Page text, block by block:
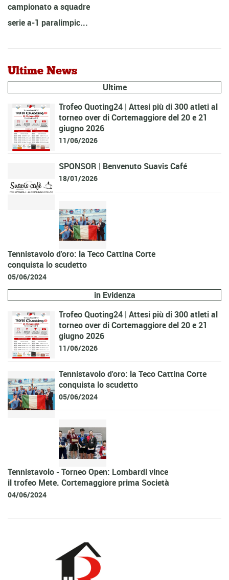
campionato a squadre
serie a-1 paralimpic...
Ultime News
Ultime
Trofeo Quoting24 | Attesi più di 300 atleti al
torneo over di Cortemaggiore del 20 e 21
giugno 2026
11/06/2026
SPONSOR | Benvenuto Suavis Café
18/01/2026
Tennistavolo d'oro: la Teco Cattina Corte
conquista lo scudetto
05/06/2024
in Evidenza
Trofeo Quoting24 | Attesi più di 300 atleti al
torneo over di Cortemaggiore del 20 e 21
giugno 2026
11/06/2026
Tennistavolo d'oro: la Teco Cattina Corte
conquista lo scudetto
05/06/2024
Tennistavolo - Torneo Open: Lombardi vince
il trofeo Mete. Cortemaggiore prima Società
04/06/2024